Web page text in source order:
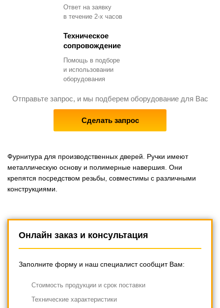
Ответ на заявку
в течение 2-х часов
Техническое
сопровождение
Помощь в подборе
и использовании
оборудования
Отправьте запрос, и мы подберем оборудование для Вас
Сделать запрос
Фурнитура для производственных дверей. Ручки имеют
металлическую основу и полимерные навершия. Они
крепятся посредством резьбы, совместимы с различными
конструкциями.
Онлайн заказ и консультация
Заполните форму и наш специалист сообщит Вам:
Cтоимость продукции и срок поставки
Технические характеристики